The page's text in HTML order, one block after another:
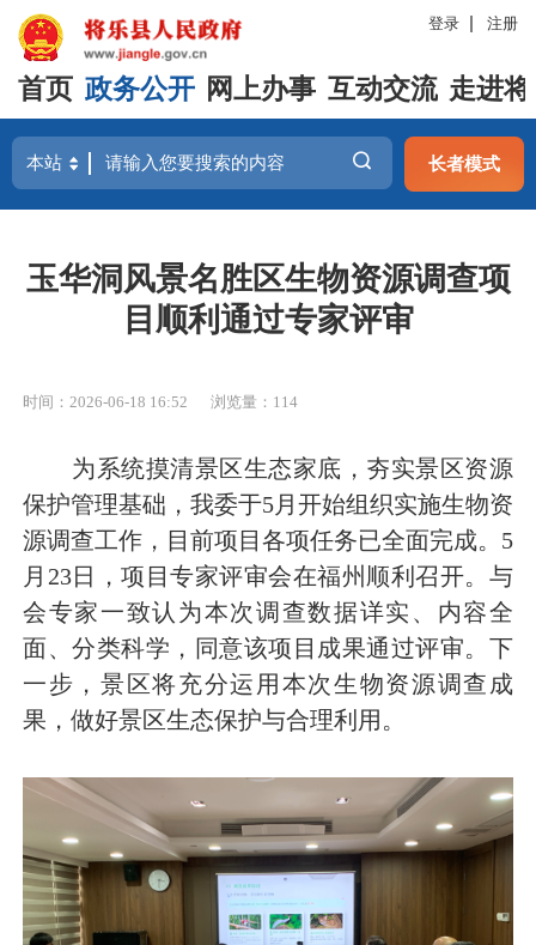
登录 注册
首页 政务公开 网上办事 互动交流 走进
长者模式
玉华洞风景名胜区生物资源调查项
目顺利通过专家评审
时间：2026-06-18 16:52 浏览量：114
为系统摸清景区生态家底，夯实景区资源
保护管理基础，我委于5月开始组织实施生物资
源调查工作，目前项目各项任务已全面完成。5
月23日，项目专家评审会在福州顺利召开。与
会专家一致认为本次调查数据详实、内容全
面、分类科学，同意该项目成果通过评审。下
一步，景区将充分运用本次生物资源调查成
果，做好景区生态保护与合理利用。